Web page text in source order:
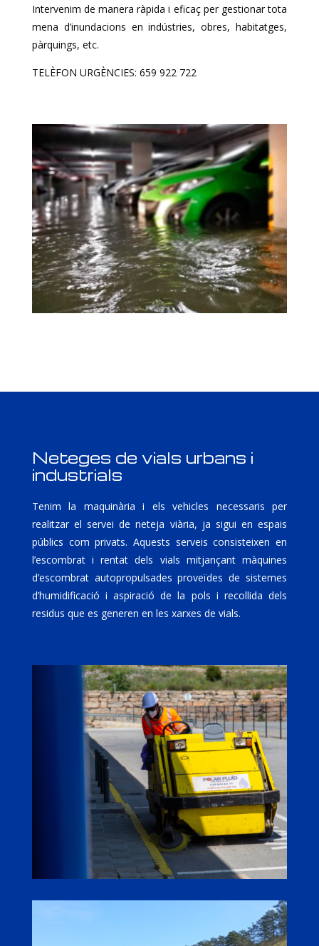
Intervenim de manera ràpida i eficaç per gestionar tota
mena d’inundacions en indústries, obres, habitatges,
pàrquings, etc.
TELÈFON URGÈNCIES: 659 922 722
Neteges de vials urbans i
industrials
Tenim la maquinària i els vehicles necessaris per
realitzar el servei de neteja viària, ja sigui en espais
públics com privats. Aquests serveis consisteixen en
l’escombrat i rentat dels vials mitjançant màquines
d’escombrat autopropulsades proveïdes de sistemes
d’humidificació i aspiració de la pols i recollida dels
residus que es generen en les xarxes de vials.